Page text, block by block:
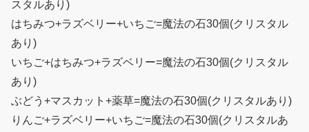
スタルあり)
はちみつ+ラズベリー+いちご=魔法の石30個(クリスタル
あり)
いちご+はちみつ+ラズベリー=魔法の石30個(クリスタル
あり)
ぶどう+マスカット+薬草=魔法の石30個(クリスタルあり)
りんご+ラズベリー+いちご=魔法の石30個(クリスタルあ